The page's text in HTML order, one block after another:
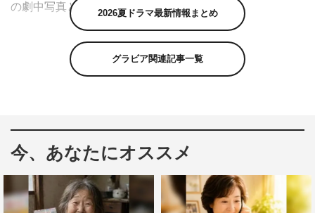
の劇中写真とコメントが公開された。
後の本人役を演じるオリジナル作品。安達が女性誌の連載
企画の依頼を受けたことをきっかけに、自身の代表作がダ
ールな世界観を展開する。
公開されたのは、各話にゲスト出演する臼田あさ美、梶
原ひかり、片桐はいり、加藤諒、貫地谷しほり、北村匠
2026夏ドラマ最新情報まとめ
グラビア関連記事一覧
今、あなたにオススメ